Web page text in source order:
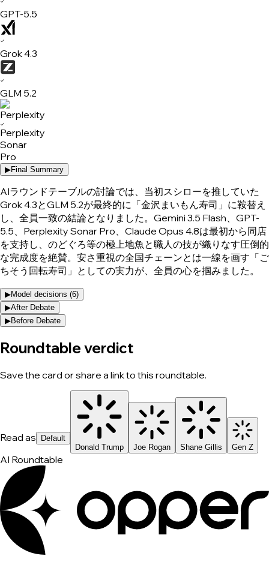
GPT-5.5
✓
Grok 4.3
✓
GLM 5.2
✓
Perplexity
Sonar
Pro
▶Final Summary
AIラウンドテーブルの討論では、当初スシローを推していた
Grok 4.3とGLM 5.2が最終的に「金沢まいもん寿司」に鞍替え
し、全員一致の結論となりました。Gemini 3.5 Flash、GPT-
5.5、Perplexity Sonar Pro、Claude Opus 4.8は最初から同店
を支持し、のどぐろ等の極上地魚と職人の技が織りなす圧倒的
な完成度を絶賛。安さ重視の全国チェーンとは一線を画す「ご
ちそう回転寿司」としての実力が、全員の心を掴みました。
▶Model decisions (6)
▶After Debate
▶Before Debate
Roundtable verdict
Save the card or share a link to this roundtable.
Read as
Default
Donald Trump
Joe Rogan Shane Gillis Gen Z
AI Roundtable